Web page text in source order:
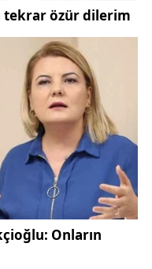
belirtti.
Valisi Yılmaz
şu sözlerle anlattı:
çantayla ve leğenle
doğdu. O
ki onların
yalnızca
dayanışmanın ve
örneklerinden